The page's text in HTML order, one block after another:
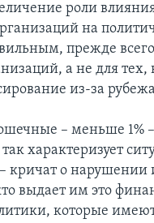
роли
на
прежде
а не для тех,
из-за
– меньше 1% –
характеризует
кричат о нарушении
выдает им это
которые